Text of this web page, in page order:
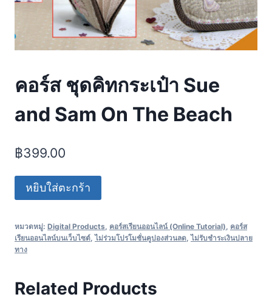
คอร์ส ชุดคิทกระเป๋า Sue
and Sam On The Beach
฿399.00
หยิบใส่ตะกร้า
หมวดหมู่: Digital Products คอร์สเรียนออนไลน์ (Online Tutorial) คอร์ส
เรียนออนไลน์บนเว็บไซต์ ,ไม่ร่วมโปรโมชั่นคูปองส่วนลด ,ไม่รับชำระเงินปลาย
ทาง
Related Products